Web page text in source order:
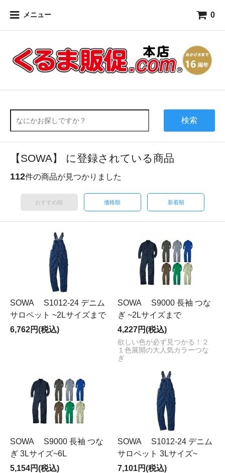
メニュー 0
検索
【SOWA】 に登録されている商品
112件の商品が見つかりました
おすすめ順 価格順 新着順
SOWA S1012-24 デニム
サロペット ~2Lサイズまで
6,762円(税込)
SOWA S9000 長袖 つな
ぎ ~2Lサイズまで
4,227円(税込)
欲しい色が必ず見つかる！２
１色展開の大人気カラーつな
ぎ
SOWA S9000 長袖 つな
ぎ 3Lサイズ~6L
5,154円(税込)
SOWA S1012-24 デニム
サロペット 3Lサイズ~
7,101円(税込)